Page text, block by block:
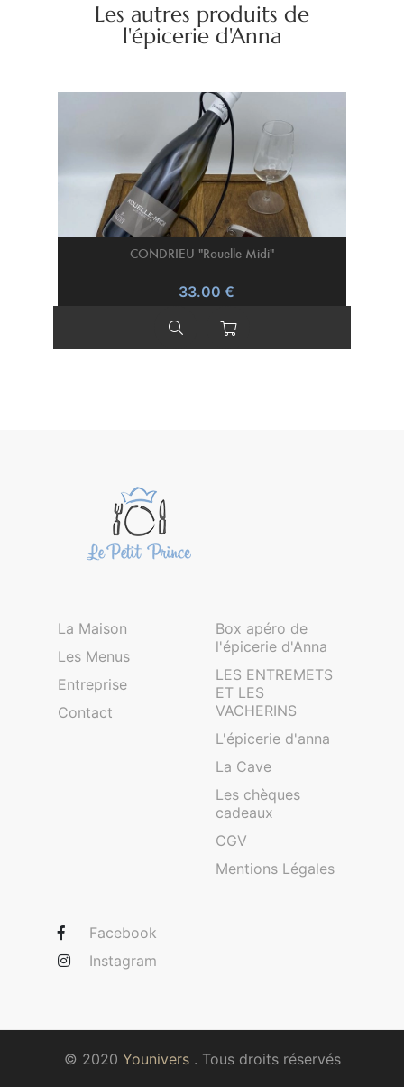
Les autres produits de
l'épicerie d'Anna
CONDRIEU "Rouelle-Midi"
33.00 €
La Maison
Les Menus
Entreprise
Contact
Box apéro de
l'épicerie d'Anna
LES ENTREMETS
ET LES
VACHERINS
L'épicerie d'anna
La Cave
Les chèques
cadeaux
CGV
Mentions Légales
Facebook
Instagram
© 2020 Younivers. Tous droits réservés